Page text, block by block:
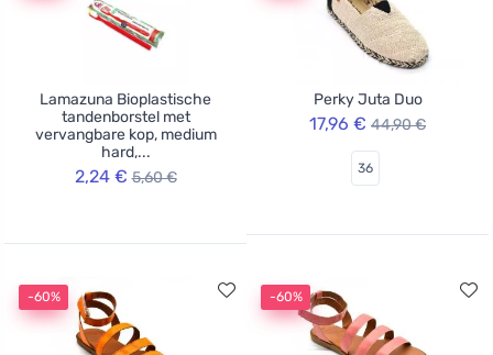
Lamazuna Bioplastische
tandenborstel met
vervangbare kop, medium
hard,...
2,24 € 5,60 €
Perky Juta Duo
17,96 € 44,90 €
36
-60% -60%